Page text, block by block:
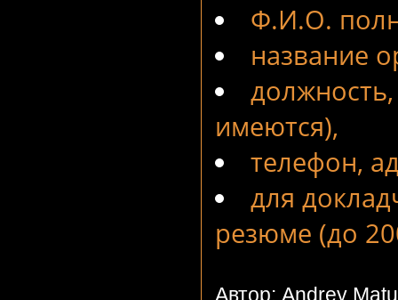
Ф.И.О.
название
имеются),
телефон,
для
резюме (до
Автор: Andrey